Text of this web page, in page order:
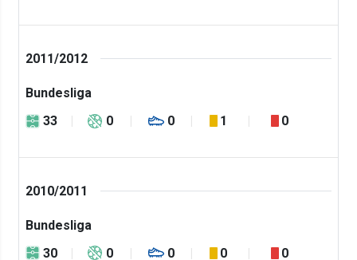
2011/2012
Bundesliga
33
0 0 1 0
2010/2011
Bundesliga
30
0 0 0 0